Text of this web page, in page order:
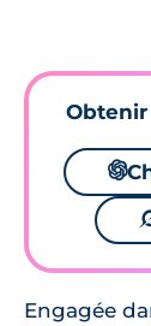
🌌
Engagée